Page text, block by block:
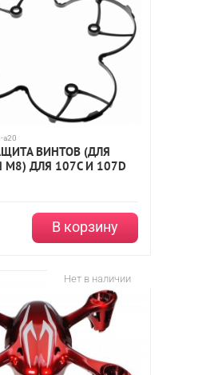
a20
ВИНТОВ (ДЛЯ
M8) ДЛЯ 107C И 107D
В корзину
Нет в наличии